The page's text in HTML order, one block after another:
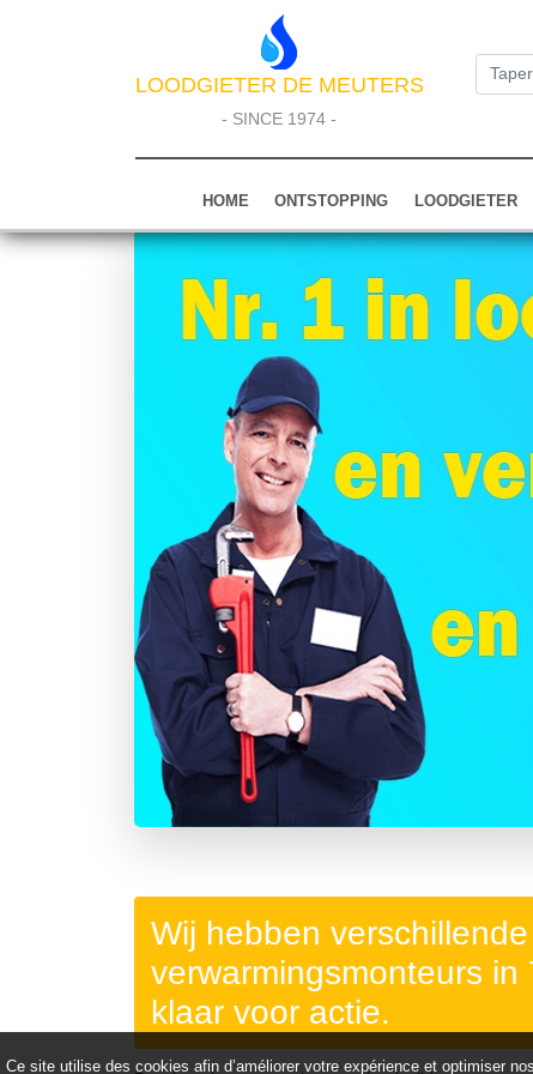
LOODGIETER DE MEUTERS
- SINCE 1974 -
HOME ONTSTOPPING LOODGIETER
Précédent
Wij hebben
verwarmingsmonteurs in
klaar voor actie.
Ce site utilise des cookies afin d’améliorer votre expérience et optimiser